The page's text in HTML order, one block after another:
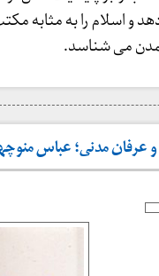
و اسلام را به مثابه
می شناسد.
مدنی؛ عباس منوچهری